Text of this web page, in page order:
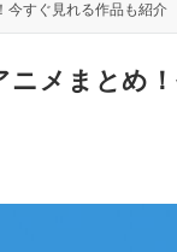
今すぐ見れる作品も紹介
ニメまとめ